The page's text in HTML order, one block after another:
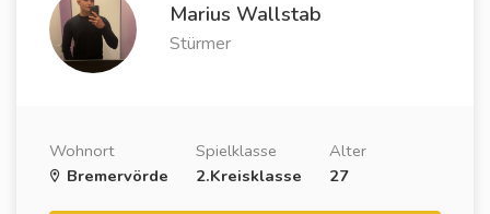
Marius Wallstab
Stürmer
Wohnort
Bremervörde
Spielklasse
2.Kreisklasse
Alter
27